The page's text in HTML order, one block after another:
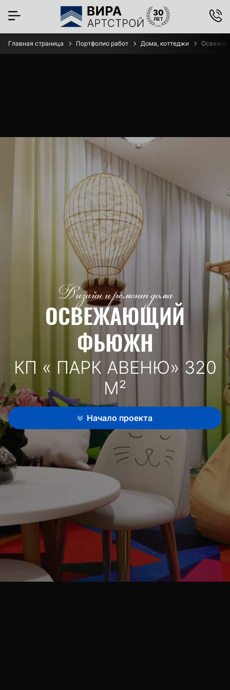
Главная страница Портфолио работ Дома, коттеджи
Дизайн и ремонт дома
ОСВЕЖАЮЩИЙ
ФЬЮЖН
КП « ПАРК АВЕНЮ» 320
М²
Начало проекта